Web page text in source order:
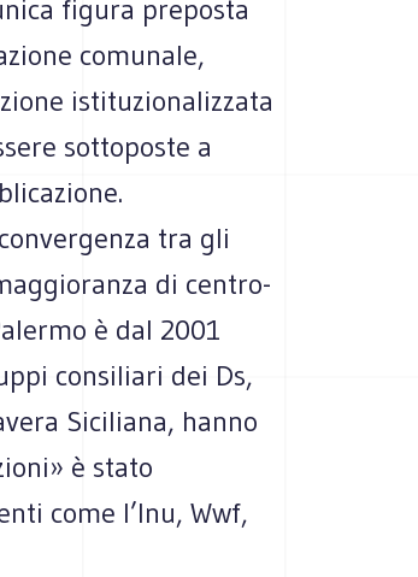
figura preposta
comunale,
istituzionalizzata
sottoposte a
tra gli
di centro-
è dal 2001
consiliari dei Ds,
Siciliana, hanno
è stato
come l’Inu, Wwf,